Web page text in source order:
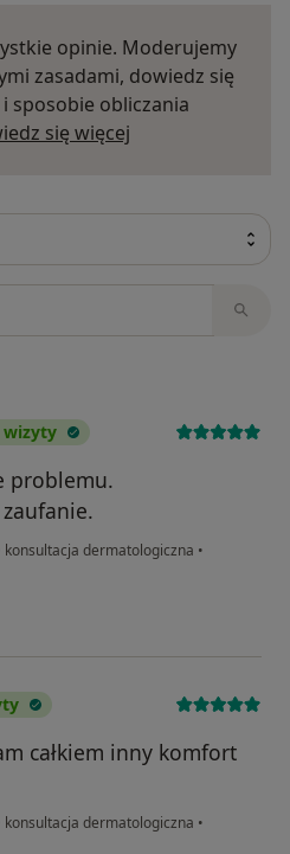
opinie. Moderujemy
zasadami, dowiedz się
sposobie obliczania
się więcej
wizyty
problemu.
konsultacja dermatologiczna •
całkiem inny komfort
konsultacja dermatologiczna •